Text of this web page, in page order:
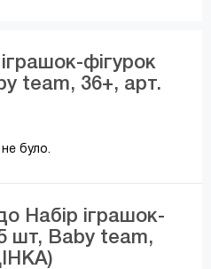
фігурок
team, 36+, арт.
було.
Набір іграшок-
шт, Baby team,